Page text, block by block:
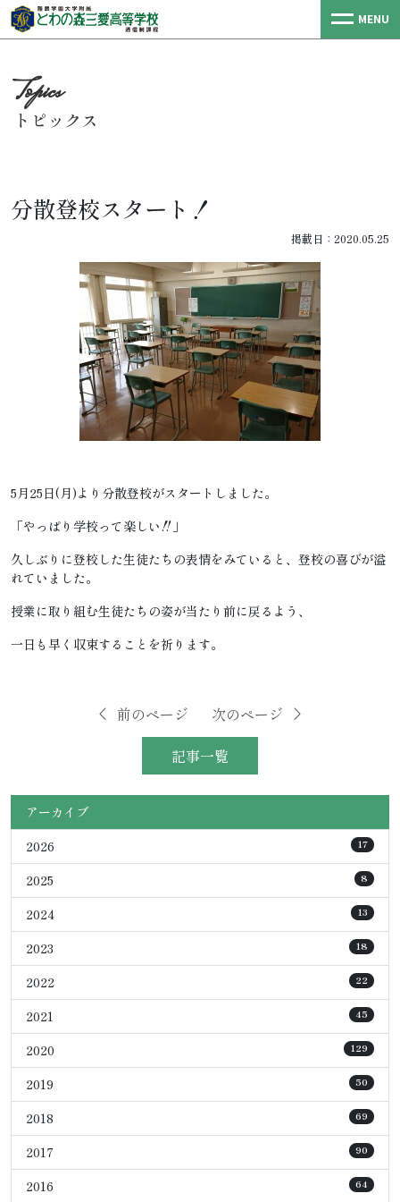
MENU
トピックス
分散登校スタート！
掲載日：2020.05.25
5月25日(月)より分散登校がスタートしました。
「やっぱり学校って楽しい‼」
久しぶりに登校した生徒たちの表情をみていると、登校の喜びが溢
れていました。
授業に取り組む生徒たちの姿が当たり前に戻るよう、
一日も早く収束することを祈ります。
前のページ
記事一覧
次のページ
アーカイブ
2026
17
2025 8
2024 13
2023 18
2022 22
2021 45
2020 129
2019 50
2018 69
2017 90
2016 64